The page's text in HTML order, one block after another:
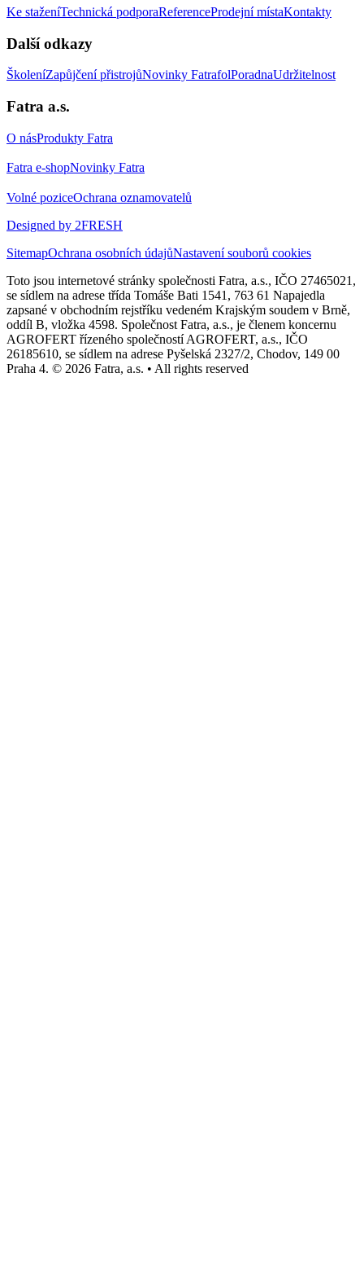
Ke staženíTechnická podporaReferenceProdejní místaKontakty
Další odkazy
ŠkoleníZapůjčení přistrojůNovinky FatrafolPoradnaUdržitelnost
Fatra a.s.
O násProdukty Fatra
Fatra e-shopNovinky Fatra
Volné poziceOchrana oznamovatelů
Designed by 2FRESH
SitemapOchrana osobních údajůNastavení souborů cookies
Toto jsou internetové stránky společnosti Fatra, a.s., IČO 27465021,
se sídlem na adrese třída Tomáše Bati 1541, 763 61 Napajedla
zapsané v obchodním rejstříku vedeném Krajským soudem v Brně,
oddíl B, vložka 4598. Společnost Fatra, a.s., je členem koncernu
AGROFERT řízeného společností AGROFERT, a.s., IČO
26185610, se sídlem na adrese Pyšelská 2327/2, Chodov, 149 00
Praha 4. © 2026 Fatra, a.s. • All rights reserved